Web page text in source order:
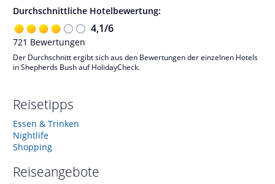
Durchschnittliche Hotelbewertung:
4,1/6
721 Bewertungen
Der Durchschnitt ergibt sich aus den Bewertungen der einzelnen Hotels
in Shepherds Bush auf HolidayCheck.
Reisetipps
Essen & Trinken
Nightlife
Shopping
Reiseangebote